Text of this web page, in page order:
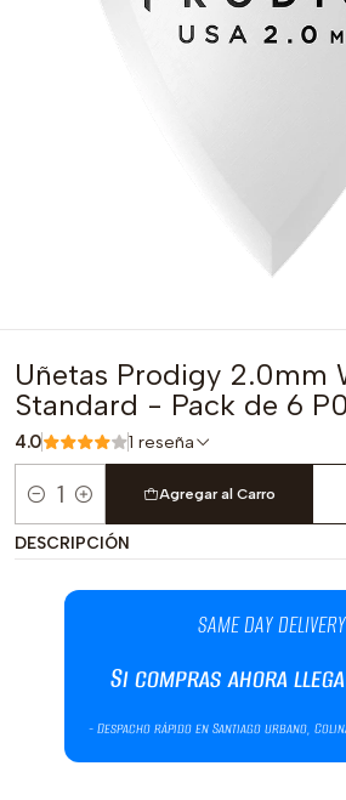
Uñetas Prodigy 2.0mm
Standard - Pack de 6
4.0 1 reseña
Cantidad
Agregar al Carro
DESCRIPCIÓN